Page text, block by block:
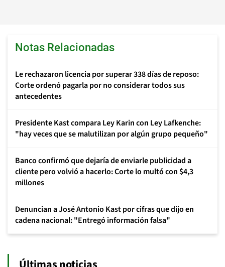
Notas Relacionadas
Le rechazaron licencia por superar 338 días de reposo:
Corte ordenó pagarla por no considerar todos sus
antecedentes
Presidente Kast compara Ley Karin con Ley Lafkenche:
"hay veces que se malutilizan por algún grupo pequeño"
Banco confirmó que dejaría de enviarle publicidad a
cliente pero volvió a hacerlo: Corte lo multó con $4,3
millones
Denuncian a José Antonio Kast por cifras que dijo en
cadena nacional: "Entregó información falsa"